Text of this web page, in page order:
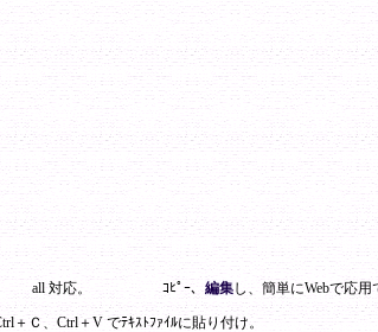
。 all 対応。 ｺﾋﾟｰ、 編集し、簡単にWebで応
Ctrl＋Ｃ、Ctrl＋V でﾃｷｽﾄﾌｧｲﾙに貼り付け。